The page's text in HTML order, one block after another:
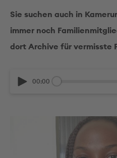
Sie suchen auch in
immer noch
dort Archive für vermisste
00:00